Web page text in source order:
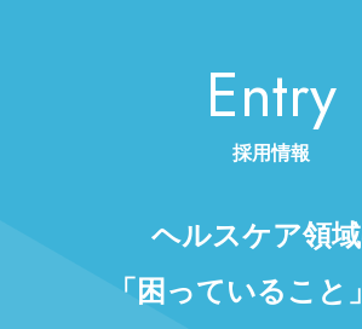
Entry
採用情報
ヘルスケア領
「困っていること